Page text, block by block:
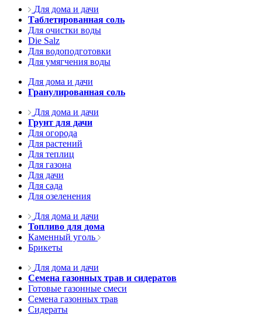
Для дома и дачи
Таблетированная соль
Для очистки воды
Die Salz
Для водоподготовки
Для умягчения воды
Для дома и дачи
Гранулированная соль
Для дома и дачи
Грунт для дачи
Для огорода
Для растений
Для теплиц
Для газона
Для дачи
Для сада
Для озеленения
Для дома и дачи
Топливо для дома
Каменный уголь
Брикеты
Для дома и дачи
Семена газонных трав и сидератов
Готовые газонные смеси
Семена газонных трав
Сидераты